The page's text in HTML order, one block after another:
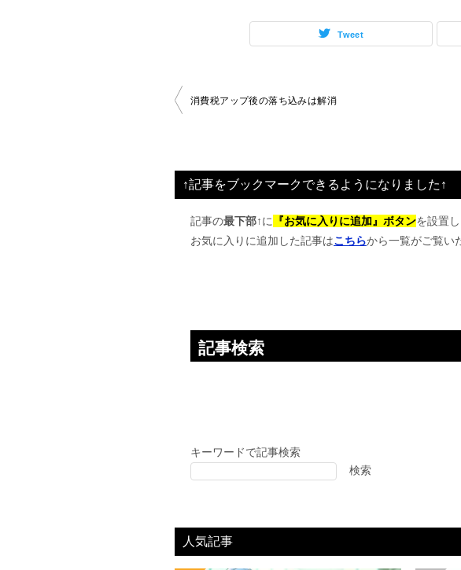
Tweet
投
ビ
ゲ
ー
シ
消費税アップ後の落ち込みは解消
↑記事をブックマークできるようになりました↑
記事の最下部↑に 『お気に入りに追加』ボタンを設置し
お気に入りに追加した記事はこちらから一覧がご覧い
記事検索
キーワードで記事検索
検索
人気記事